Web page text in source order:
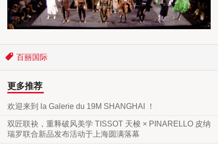
百丽国际
更多推荐
欢迎来到 la Galerie du 19M SHANGHAI ！
双匠联袂，重释破风美学 TISSOT 天梭 × PINARELLO 皮纳
瑞罗联合新品发布活动于上海圆满落幕